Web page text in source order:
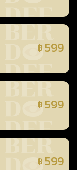
฿ 599
฿ 599
฿ 599